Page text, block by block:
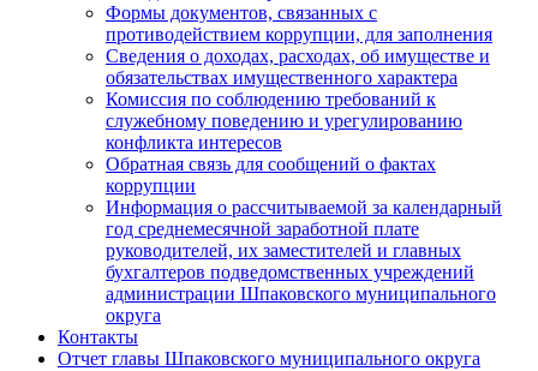
Формы документов, связанных с
противодействием коррупции, для заполнения
Сведения о доходах, расходах, об имуществе и
обязательствах имущественного характера
Комиссия по соблюдению требований к
служебному поведению и урегулированию
конфликта интересов
Обратная связь для сообщений о фактах
коррупции
Информация о рассчитываемой за календарный
год среднемесячной заработной плате
руководителей, их заместителей и главных
бухгалтеров подведомственных учреждений
администрации Шпаковского муниципального
округа
Контакты
Отчет главы Шпаковского муниципального округа